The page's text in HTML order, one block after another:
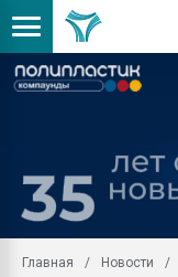
Главная
Новости